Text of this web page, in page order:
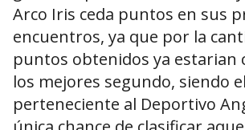
Arco Iris ceda puntos en sus
encuentros, ya que por la
puntos obtenidos ya estarian
los mejores segundo, siendo el
perteneciente al Deportivo